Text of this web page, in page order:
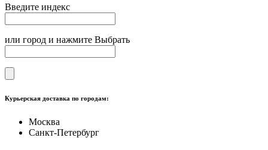
Введите индекс
или город и нажмите Выбрать
Курьерская доставка по городам:
Москва
Санкт-Петербург